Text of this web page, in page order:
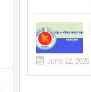
June 12, 2020